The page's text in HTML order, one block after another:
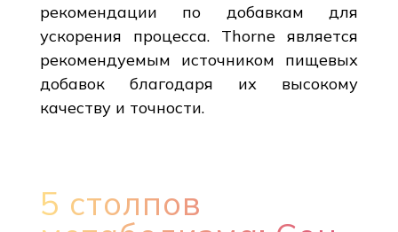
рекомендации по добавкам для
ускорения процесса. Thorne является
рекомендуемым источником пищевых
добавок благодаря их высокому
качеству и точности.
5 столпов